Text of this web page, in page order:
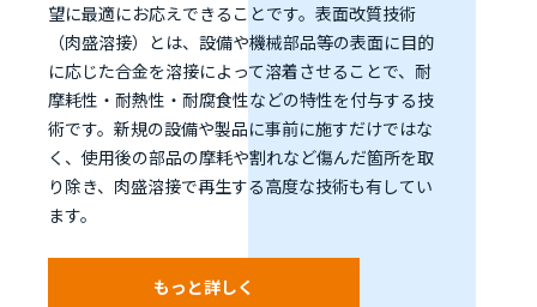
望に最適にお応えできることです。表面改質技術
（肉盛溶接）とは、設備や機械部品等の表面に目的
に応じた合金を溶接によって溶着させることで、耐
摩耗性・耐熱性・耐腐食性などの特性を付与する技
術です。新規の設備や製品に事前に施すだけではな
く、使用後の部品の摩耗や割れなど傷んだ箇所を取
り除き、肉盛溶接で再生する高度な技術も有してい
ます。
もっと詳しく